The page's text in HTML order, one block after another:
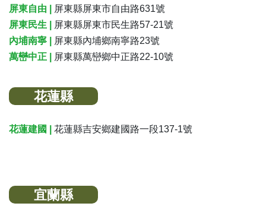
屏東自由 |
屏東縣屏東市自由路631號
屏東民生 |
屏東縣屏東市民生路57-21號
內埔南寧 |
屏東縣內埔鄉南寧路23號
萬巒中正 |
屏東縣萬巒鄉中正路22-10號
花蓮縣
花蓮建國 花蓮縣吉安鄉建國路一段137-1號
宜蘭縣